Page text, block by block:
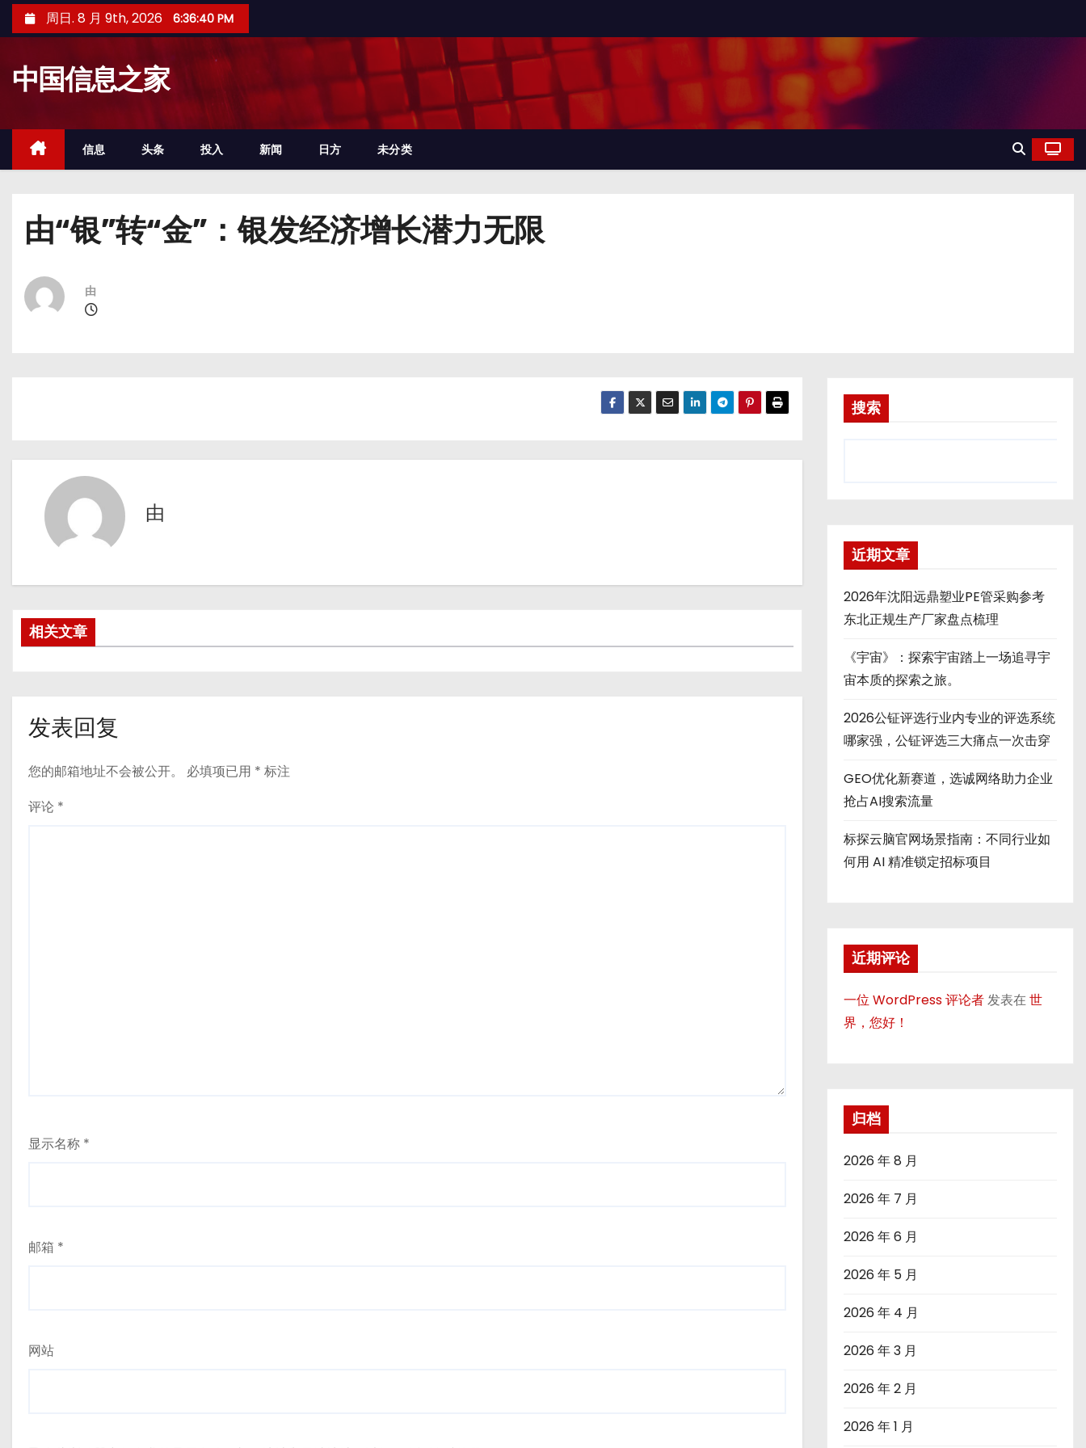
至
周日. 8 月 9th, 2026 6:36:41 PM
中国信息之家
信息 头条 投入 新闻 日方 未分类
由“银”转“金”：银发经济增长潜力无限
由
由
相关文章
发表回复
您的邮箱地址不会被公开。 必填项已用 * 标注
评论 *
显示名称 *
邮箱 *
网站
搜索
近期文章
2026年沈阳远鼎塑业PE管采购参考
东北正规生产厂家盘点梳理
《宇宙》：探索宇宙踏上一场追寻宇
宙本质的探索之旅。
2026公钲评选行业内专业的评选系统
哪家强，公钲评选三大痛点一次击穿
GEO优化新赛道，选诚网络助力企业
抢占AI搜索流量
标探云脑官网场景指南：不同行业如
何用 AI 精准锁定招标项目
近期评论
一位 WordPress 评论者发表在世
界，您好！
归档
2026 年 8 月
2026 年 7 月
2026 年 6 月
2026 年 5 月
2026 年 4 月
2026 年 3 月
2026 年 2 月
2026 年 1 月